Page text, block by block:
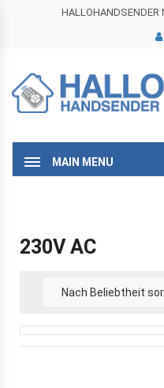
MAIN MENU
230V AC